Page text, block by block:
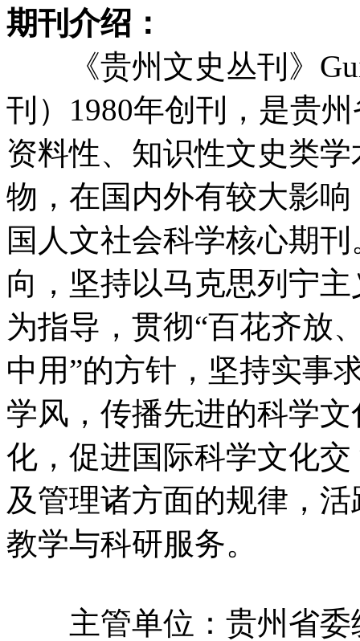
期刊介绍：
《贵州文史丛刊》
刊）1980年创刊，是贵
资料性、知识性文史类
物，在国内外有较大影
国人文社会科学核心期
向，坚持以马克思列宁
为指导，贯彻“百花齐放
中用”的方针，坚持实事
学风，传播先进的科学
化，促进国际科学文化
及管理诸方面的规律，
教学与科研服务。
主管单位：贵州省委